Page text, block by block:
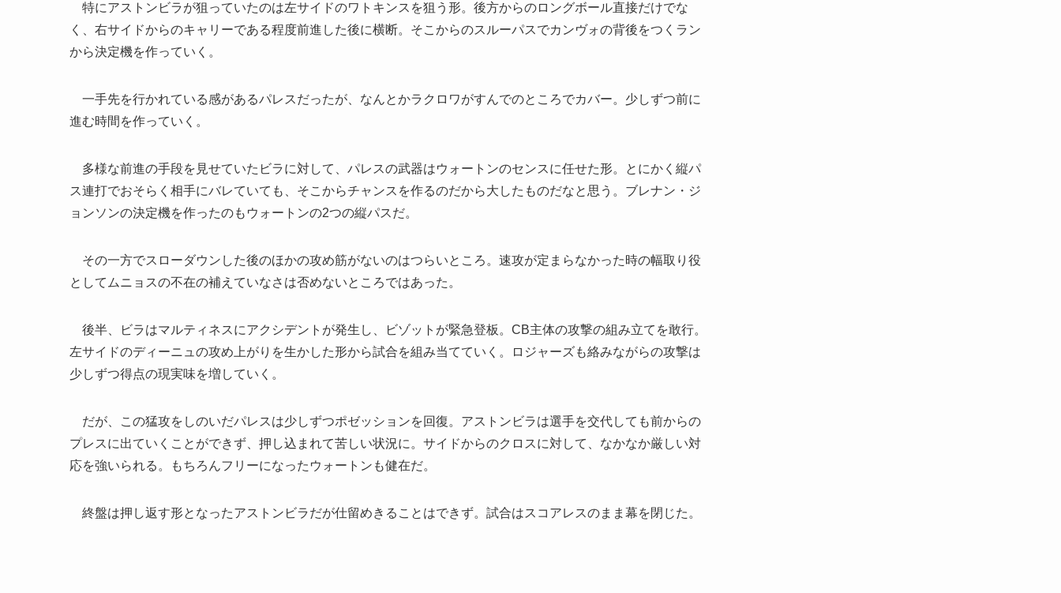
特にアストンビラが狙っていたのは左サイドのワトキンスを狙う形。後方からのロングボール直接だけでな
く、右サイドからのキャリーである程度前進した後に横断。そこからのスルーパスでカンヴォの背後をつくラン
から決定機を作っていく。
一手先を行かれている感があるパレスだったが、なんとかラクロワがすんでのところでカバー。少しずつ前に
進む時間を作っていく。
多様な前進の手段を見せていたビラに対して、パレスの武器はウォートンのセンスに任せた形。とにかく縦パ
ス連打でおそらく相手にバレていても、そこからチャンスを作るのだから大したものだなと思う。ブレナン・ジ
ョンソンの決定機を作ったのもウォートンの2つの縦パスだ。
その一方でスローダウンした後のほかの攻め筋がないのはつらいところ。速攻が定まらなかった時の幅取り役
としてムニョスの不在の補えていなさは否めないところではあった。
後半、ビラはマルティネスにアクシデントが発生し、ビゾットが緊急登板。CB主体の攻撃の組み立てを敢行。
左サイドのディーニュの攻め上がりを生かした形から試合を組み当てていく。ロジャーズも絡みながらの攻撃は
少しずつ得点の現実味を増していく。
だが、この猛攻をしのいだパレスは少しずつポゼッションを回復。アストンビラは選手を交代しても前からの
プレスに出ていくことができず、押し込まれて苦しい状況に。サイドからのクロスに対して、なかなか厳しい対
応を強いられる。もちろんフリーになったウォートンも健在だ。
終盤は押し返す形となったアストンビラだが仕留めきることはできず。試合はスコアレスのまま幕を閉じた。